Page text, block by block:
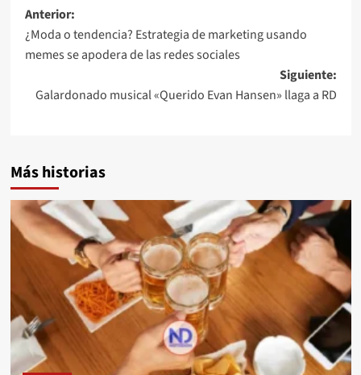
Anterior:
¿Moda o tendencia? Estrategia de marketing usando
memes se apodera de las redes sociales
Siguiente:
Galardonado musical «Querido Evan Hansen» llaga a RD
Más historias